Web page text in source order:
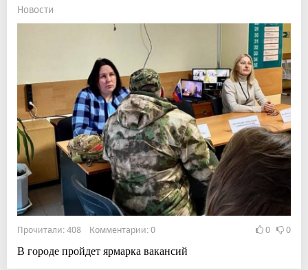
Новости
Прочитали: 408 Комментарии: 0 0 0
В городе пройдет ярмарка вакансий